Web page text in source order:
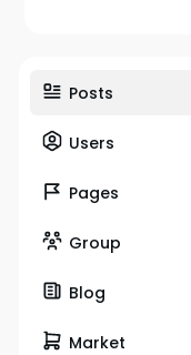
Posts
Users
Pages
Group
Blog
Market